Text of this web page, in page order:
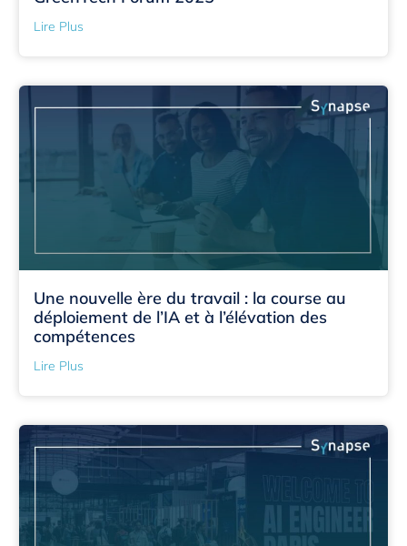
Lire Plus
Une nouvelle ère du travail : la course au
déploiement de l’IA et à l’élévation des
compétences
Lire Plus